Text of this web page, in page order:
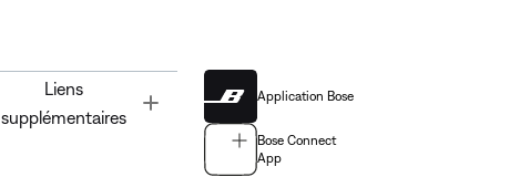
Liens
supplémentaires
Application Bose
Bose Connect
App